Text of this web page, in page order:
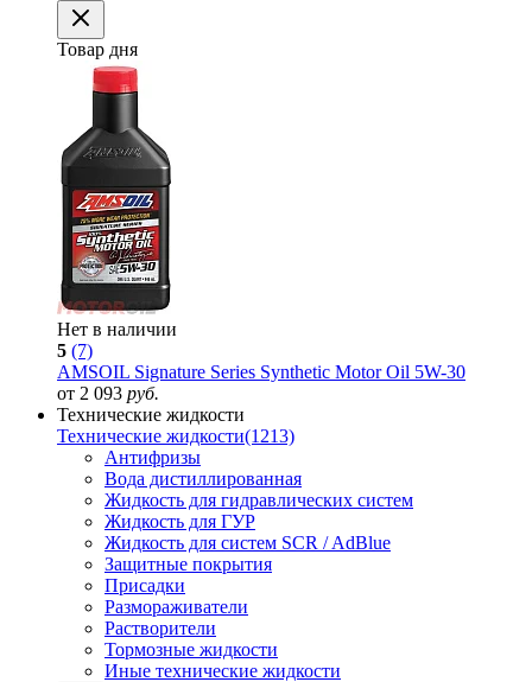
Товар дня
Нет в наличии
5 (7)
AMSOIL Signature Series Synthetic Motor Oil 5W-30
от 2 093 руб.
Технические жидкости
Технические жидкости(1213)
Антифризы
Вода дистиллированная
Жидкость для гидравлических систем
Жидкость для ГУР
Жидкость для систем SCR / AdBlue
Защитные покрытия
Присадки
Размораживатели
Растворители
Тормозные жидкости
Иные технические жидкости